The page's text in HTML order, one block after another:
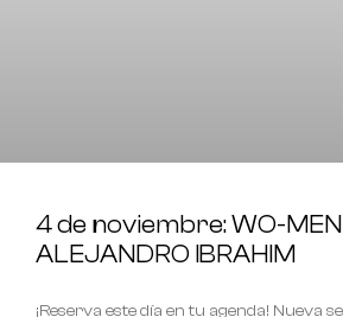
4 de noviembre: WO-
ALEJANDRO IBRAHIM
¡Reserva este día en tu agenda! Nueva